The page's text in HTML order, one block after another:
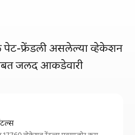
फ्रेंडली असलेल्या व्हेकेशन
जलद आकडेवारी